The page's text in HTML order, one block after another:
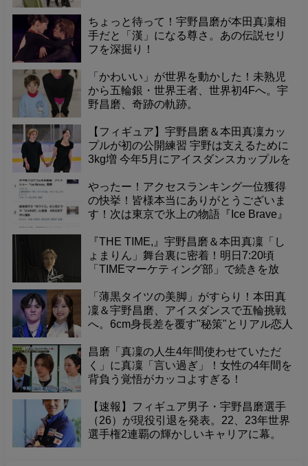
ちょっと待って！宇野昌磨が本田真凜相
手だと「漢」になる尊さ。あの伝説セリ
フを深掘り！
「かわいい」が世界を動かした！未熟児
から五輪銀・世界王者、世界初4Fへ。宇
野昌磨、奇跡の軌跡。
【フィギュア】宇野昌磨＆本田真凜カッ
プルが初の公開練習 宇野は支えるために
3kg増 今年5月にアイスダンスカップルを
た。息の合ったターンやツイズルの連続
技を披露したほか、「クリムキン
やったー！アクセスランキング一位獲得
の快挙！皆様本当にありがとうございま
す！次は東京で氷上の物語『Ice Brave』
『THE TIME,』宇野昌磨＆本田真凜「し
ょまりん」舞台裏に密着！明日7:20頃
「TIMEマーケティング部」で続きを放
「薄黒タイツの美脚」がすらり！本田真
凜＆宇野昌磨、アイスダンスで五輪挑戦
へ。6cm身長差を覆す"秘策"とリアル恋人
昌磨「真凜の人生4年間使わせていただ
く」に真凜「言い過ぎ」！女性の4年間を
背負う覚悟がカッコよすぎる！
【速報】フィギュア男子・宇野昌磨選手
（26）が現役引退を発表。22、23年世界
選手権2連覇の輝かしいキャリアに幕。